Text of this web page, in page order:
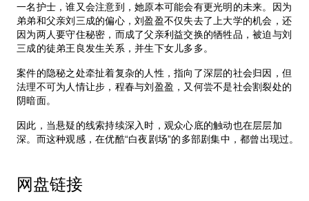
一名护士，谁又会注意到，她原本可能会有更光明的未来。因为
弟弟和父亲刘三成的偏心，刘盈盈不仅失去了上大学的机会，还
因为两人要守住秘密，而成了父亲利益交换的牺牲品，被迫与刘
三成的徒弟王良发生关系，并生下女儿多多。
案件的隐秘之处牵扯着复杂的人性，指向了深层的社会归因，但
法理不可为人情让步，程春与刘盈盈，又何尝不是社会割裂处的
阴暗面。
因此，当悬疑的线索持续深入时，观众心底的触动也在层层加
深。而这种观感，在优酷“白夜剧场”的多部剧集中，都曾出现过。
网盘链接